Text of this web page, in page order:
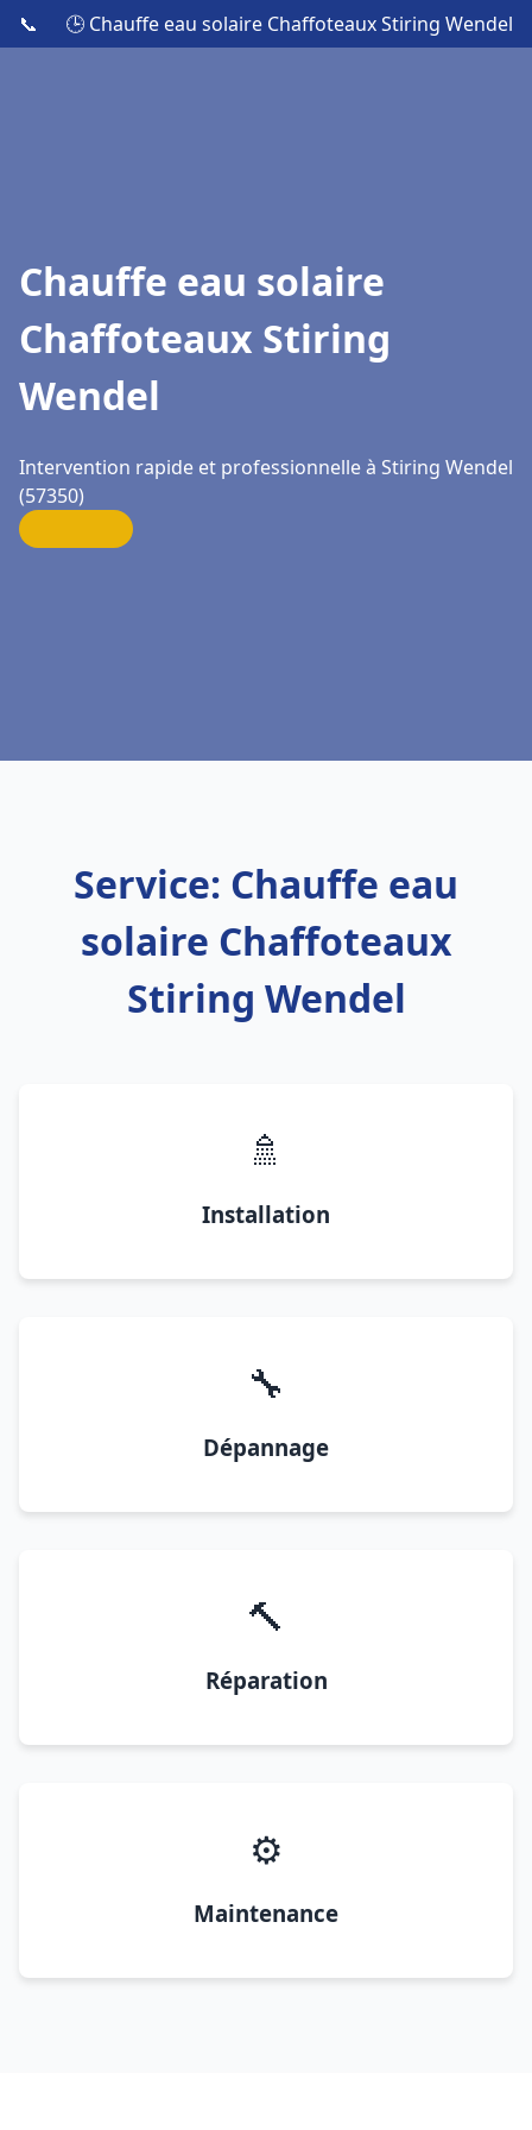
📞 🕒 Chauffe eau solaire Chaffoteaux Stiring Wendel
Chauffe eau solaire
Chaffoteaux Stiring
Wendel
Intervention rapide et professionnelle à Stiring Wendel
(57350)
Service: Chauffe eau
solaire Chaffoteaux
Stiring Wendel
🚿
Installation
🔧
Dépannage
🔨
Réparation
⚙️
Maintenance